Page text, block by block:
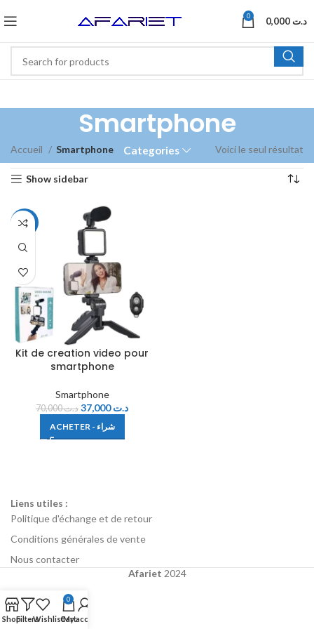
0 د.ت
Smartphone
Categories
Accueil Smartphone Voici le seul résultat
Show sidebar
-47%
Kit de creation video pour
smartphone
Smartphone
د.ت70,000 د.ت37,000
ACHETER - شراء
Liens utiles :
Politique d'échange et de retour
Conditions générales de vente
Nous contacter
Afariet 2024
ShopFiltersWishlist
0
Cart
My account